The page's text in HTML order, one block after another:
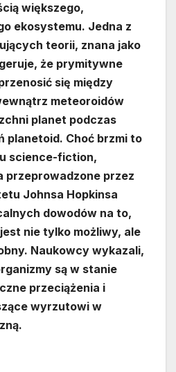
większego,
ekosystemu. Jedna z
teorii, znana jako
że prymitywne
się między
meteoroidów
planet podczas
planetoid. Choć brzmi to
science-fiction,
przeprowadzone przez
Johnsa Hopkinsa
dowodów na to,
nie tylko możliwy, ale
Naukowcy wykazali,
są w stanie
przeciążenia i
wyrzutowi w